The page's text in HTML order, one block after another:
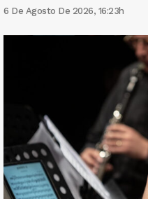
6 De Agosto De 2026, 16:23h